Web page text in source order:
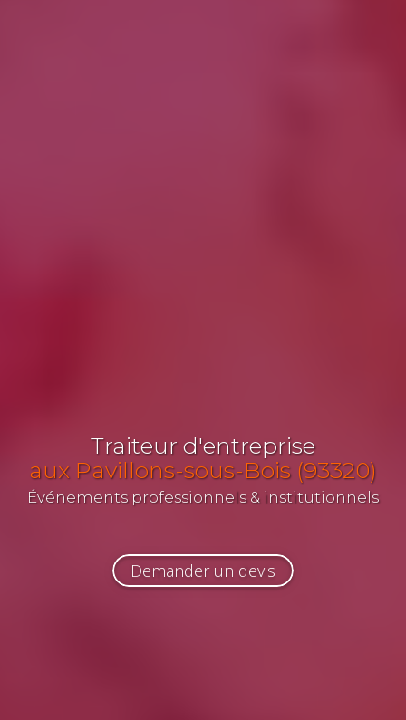
Traiteur d'entreprise
aux Pavillons-sous-Bois (93320)
Événements professionnels & institutionnels
Demander un devis